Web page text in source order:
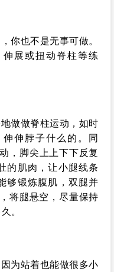
你也不是无事可做。
展或扭动脊柱等练
做做脊柱运动，如时
伸脖子什么的。同
，脚尖上上下下反复
的肌肉，让小腿线条
够锻炼腹肌，双腿并
将腿悬空，尽量保持
。
为站着也能做很多小